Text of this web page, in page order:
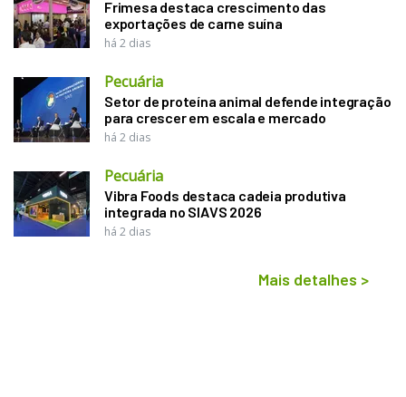
Frimesa destaca crescimento das
exportações de carne suína
há 2 dias
Pecuária
Setor de proteína animal defende integração
para crescer em escala e mercado
há 2 dias
Pecuária
Vibra Foods destaca cadeia produtiva
integrada no SIAVS 2026
há 2 dias
Mais detalhes >